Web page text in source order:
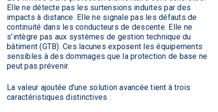
Elle ne détecte pas les surtensions induites par des
impacts à distance. Elle ne signale pas les défauts de
continuité dans les conducteurs de descente. Elle ne
s’intègre pas aux systèmes de gestion technique du
bâtiment (GTB). Ces lacunes exposent les équipements
sensibles à des dommages que la protection de base ne
peut pas prévenir.
La valeur ajoutée d’une solution avancée tient à trois
caractéristiques distinctives :